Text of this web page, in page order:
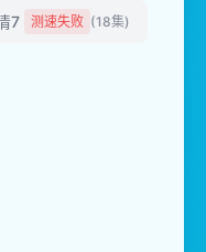
7 测速失败 (18集)